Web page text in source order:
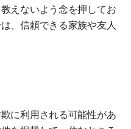
えないよう念を押してお
、信頼できる家族や友人
に利用される可能性があ